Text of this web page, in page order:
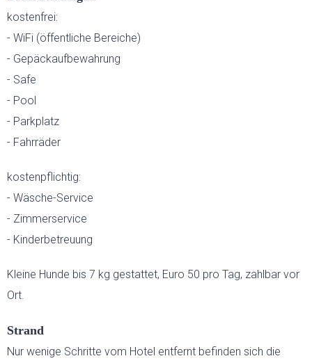
HOCHZEITEN
kostenfrei:
- WiFi (öffentliche Bereiche)
- Gepäckaufbewahrung
- Safe
- Pool
- Parkplatz
- Fahrräder
kostenpflichtig:
- Wäsche-Service
- Zimmerservice
- Kinderbetreuung
Kleine Hunde bis 7 kg gestattet, Euro 50 pro Tag, zahlbar vor
Ort.
Strand
Nur wenige Schritte vom Hotel entfernt befinden sich die